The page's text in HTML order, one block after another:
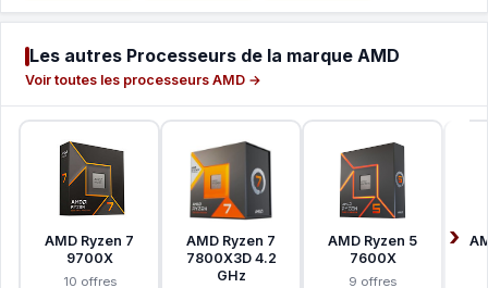
Les autres Processeurs de la marque AMD
Voir toutes les processeurs AMD →
AMD Ryzen 7
9700X
10 offres
AMD Ryzen 7
7800X3D 4.2
GHz
AMD Ryzen 5
7600X
9 offres